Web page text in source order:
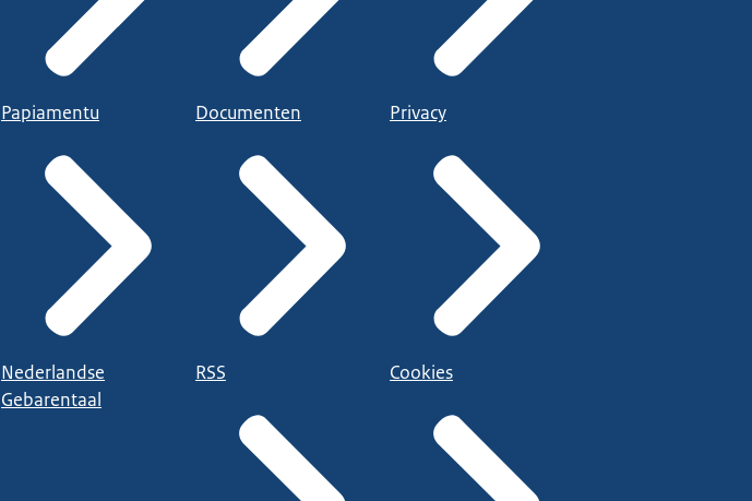
Papiamentu
Nederlandse
Gebarentaal
Documenten
RSS
Privacy
Cookies